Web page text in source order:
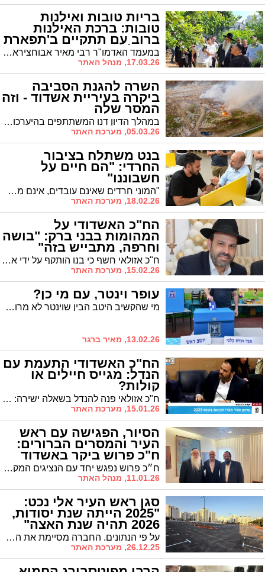
בריות טובות ואילנות
טובות: ברכת האילנות
ברוב עם תתקיים ב'תפארת
רפאל' במעמד האדמו"ר רבי מאיר אבוחצירא שליט"א: ברכת האילנות תתקיים ברוב עם. מתי?
17.03.26, מנהל האתר
השרה להגנת הסביבה
ביקרה בעיריית אשדוד - וזה
המסר שלה
במהלך הדיון דנו המשתתפים בהיערכות בחירום וקידום התוכנית הלאומית לצמצום זיהום האוויר במרחב אשדוד והסביבה. בדיון הוצגה תמונת מצב עדכנית על אתגרי הסביבה במרחב אשדוד והסביבה והשלכות המצב הביטחוני על סיכונים סביבתיים.
05.03.26, מערכת האתר
בנט משתלח בציבור
החרדי: "הם חיים על
חשבוננו"
"המוני חרדים שאינם עובדים, אינם משלמים מיסים ואינם תורמים לכלכלה. הם חיים על חשבוננו, פשוטו כמשמעו"
18.02.26, מערכת האתר
הח"כ האשדודי על
המהומות בבני ברק: "בושה
וחרפה, מתבייש בזה"
ח"כ אזולאי חשף כי בנו הותקף על ידי אנשי הפלג הקיצוני באשדוד והצביע על בעיה חינוכית: "כשבחור יוצא מתחנת משטרה ורוקדים לפניו – אלה אנשים שצריך להוקיע".
15.02.26, מערכת האתר
עופר וינטר, עם מי כן?
מי שהקשיב היטב הבין שוינטר לא מרוצה מאף אחד - לא מהאופוזיציה, לא מהקואליציה, לא מהצבא. השאלה היחידה שנשארה פתוחה: עם מי אתה כן
13.02.26, מאיר ברגר
הח"כ האשדודי התעמת עם
הנדל: מגייס חיילים או
קולות?
ח"כ אזולאי פנה להנדל בשאלה ישירה: "אתה באמת רוצה להביא חיילים ולקדם גיוס אמיתי, או שאתה רוצה להביא קולות?". חבר הכנסת יעקב אשר הוסיף מהצד: "הוא בקמפיין פוליטי".
15.01.26, מערכת האתר
הסיור, הפגישה עם ראש
העיר והמסרים הברורים:
ח"כ פרוש ביקר באשדוד
ח״כ פרוש נפגש יחד עם הנציגים המקומיים עם ראשי הערים בבית שמש ואשדוד וסייר במוסדות החינוך באשדוד • ״לראות את ההתפתחות האדירה של מוסדות התורה נותן חיזוק ותוקף למאבק על הגנת לומדי התורה בארץ ישראל״
11.01.26, מנהל האתר
סגן ראש העיר אלי נכט:
"2025 הייתה שנת יסודות,
2026 תהיה שנת האצה"
על פי הנתונים, החברה מסיימת את השנה עם ניצול תקציבי של כ-54% ופורטפוליו של 15 פרויקטים פעילים בשלבי ביצוע ותכנון, בהיקף תקציבי כולל של כ-1.2 מיליארד שקל
26.12.25, מערכת האתר